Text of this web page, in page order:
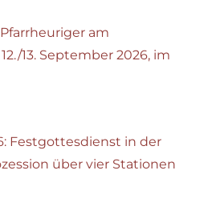
am
13. September 2026, im
Festgottesdienst in der
über vier Stationen